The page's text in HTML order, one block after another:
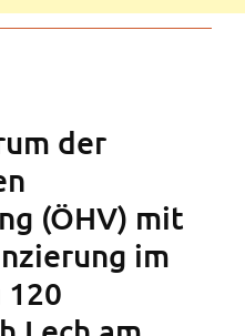
der
(ÖHV) mit
im
120